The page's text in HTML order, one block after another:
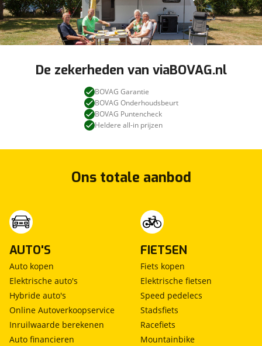
De zekerheden van viaBOVAG.nl
BOVAG Garantie
BOVAG Onderhoudsbeurt
BOVAG Puntencheck
Heldere all-in prijzen
Ons totale aanbod
AUTO'S
Auto kopen
Elektrische auto's
Hybride auto's
Online Autoverkoopservice
Inruilwaarde berekenen
Auto financieren
FIETSEN
Fiets kopen
Elektrische fietsen
Speed pedelecs
Stadsfiets
Racefiets
Mountainbike